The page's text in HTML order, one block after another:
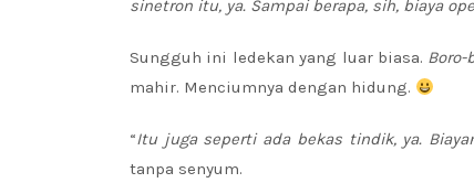
sinetron itu, ya. Sampai berapa, sih, biaya
Sungguh ini ledekan yang luar biasa. Boro-
mahir. Menciumnya dengan hidung.
“Itu juga seperti ada bekas tindik, ya.
tanpa senyum.